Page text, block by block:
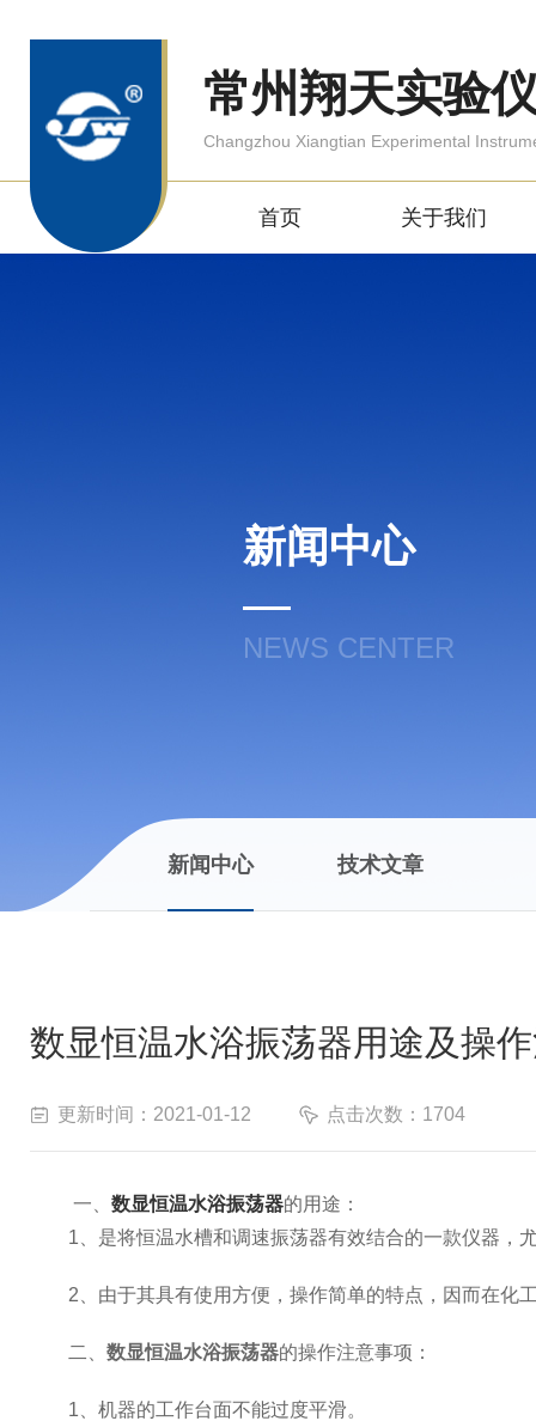
常州翔天实验
Changzhou Xiangtian Experimental
首页 关于我们
新闻中心
NEWS CENTER
新闻中心 技术文章
数显恒温水浴振荡器用途及操
更新时间：2021-01-12 点击次数：1704
一、 数显恒温水浴振荡器的用途：
1、是将恒温水槽和调速振荡器有效结合的一款仪器，尤
2、由于其具有使用方便，操作简单的特点，因而在化
二、 数显恒温水浴振荡器的操作注意事项：
1、机器的工作台面不能过度平滑。